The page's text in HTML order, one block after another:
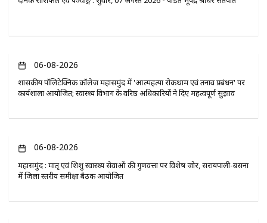
06-08-2026
​शासकीय पॉलिटेक्निक कॉलेज महासमुंद में 'आत्महत्या रोकथाम एवं तनाव प्रबंधन' पर
कार्यशाला आयोजित; स्वास्थ्य विभाग के वरिष्ठ अधिकारियों ने दिए महत्वपूर्ण सुझाव
06-08-2026
महासमुंद : मातृ एवं शिशु स्वास्थ्य सेवाओं की गुणवत्ता पर विशेष जोर, सरायपाली-बसना
में जिला स्तरीय समीक्षा बैठक आयोजित